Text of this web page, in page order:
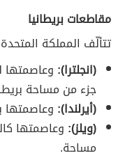
مقاطعات بريطانيا
تتألّف المملكة
(انجلترا): وعاصمتها
جزء من مساحة
(أيرلندا):
(ويلز): وعاصمتها
مساحة.